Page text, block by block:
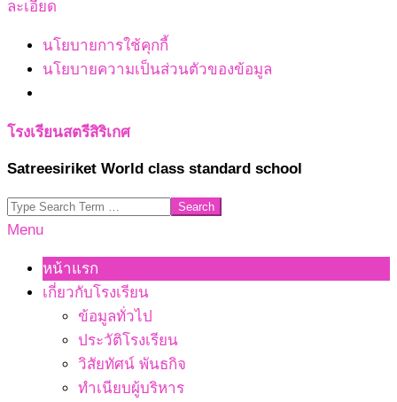
ละเอียด
นโยบายการใช้คุกกี้
นโยบายความเป็นส่วนตัวของข้อมูล
Skip
โรงเรียนสตรีสิริเกศ
Satreesiriket World class standard school
Search
Primary
Menu
Menu
หน้าแรก
เกี่ยวกับโรงเรียน
ข้อมูลทั่วไป
ประวัติโรงเรียน
วิสัยทัศน์ พันธกิจ
ทำเนียบผู้บริหาร